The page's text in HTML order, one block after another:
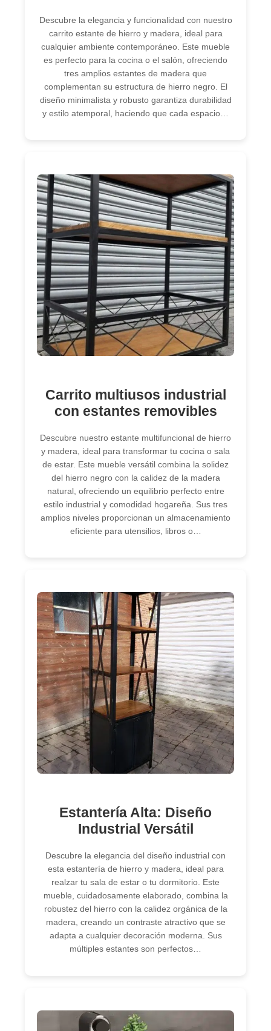
Descubre la elegancia y funcionalidad con nuestro
carrito estante de hierro y madera, ideal para
cualquier ambiente contemporáneo. Este mueble
es perfecto para la cocina o el salón, ofreciendo
tres amplios estantes de madera que
complementan su estructura de hierro negro. El
diseño minimalista y robusto garantiza durabilidad
y estilo atemporal, haciendo que cada espacio…
Carrito multiusos industrial
con estantes removibles
Descubre nuestro estante multifuncional de hierro
y madera, ideal para transformar tu cocina o sala
de estar. Este mueble versátil combina la solidez
del hierro negro con la calidez de la madera
natural, ofreciendo un equilibrio perfecto entre
estilo industrial y comodidad hogareña. Sus tres
amplios niveles proporcionan un almacenamiento
eficiente para utensilios, libros o…
Estantería Alta: Diseño
Industrial Versátil
Descubre la elegancia del diseño industrial con
esta estantería de hierro y madera, ideal para
realzar tu sala de estar o tu dormitorio. Este
mueble, cuidadosamente elaborado, combina la
robustez del hierro con la calidez orgánica de la
madera, creando un contraste atractivo que se
adapta a cualquier decoración moderna. Sus
múltiples estantes son perfectos…